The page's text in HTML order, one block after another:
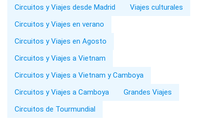
Circuitos y Viajes desde Madrid
Viajes culturales
Circuitos y Viajes en verano
Circuitos y Viajes en Agosto
Circuitos y Viajes a Vietnam
Circuitos y Viajes a Vietnam y Camboya
Circuitos y Viajes a Camboya
Grandes Viajes
Circuitos de Tourmundial